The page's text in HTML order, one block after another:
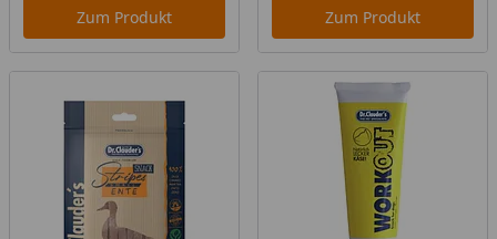
Zum Produkt Zum Produkt